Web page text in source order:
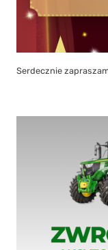
Serdecznie